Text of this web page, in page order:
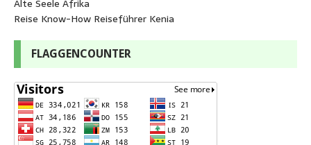
Alte Seele Afrika
Reise Know-How Reiseführer Kenia
FLAGGENCOUNTER